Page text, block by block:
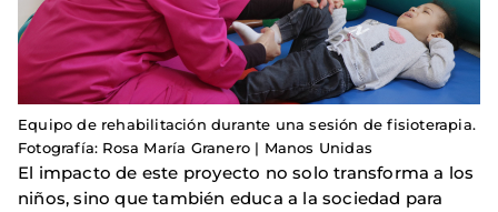
Equipo de rehabilitación durante una sesión de fisioterapia.
Fotografía: Rosa María Granero | Manos Unidas
El impacto de este proyecto no solo transforma a los
niños, sino que también educa a la sociedad para